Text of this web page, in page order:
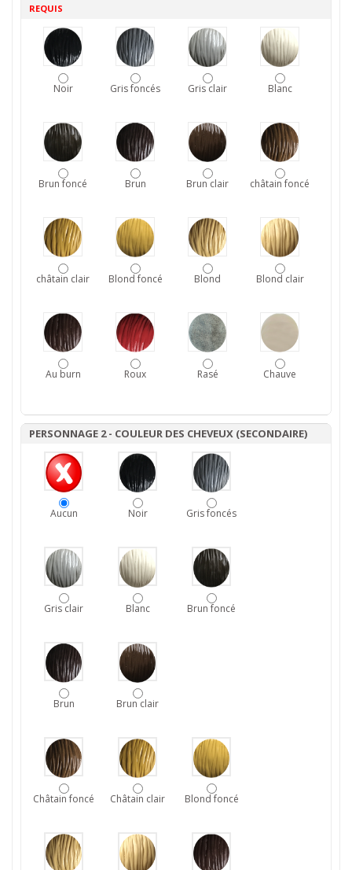
REQUIS
Noir Gris foncés Gris clair Blanc
Brun foncé Brun Brun clair châtain foncé
châtain clair Blond foncé Blond Blond clair
Au burn Roux Rasé Chauve
PERSONNAGE 2 - COULEUR DES CHEVEUX (SECONDAIRE)
Aucun Noir Gris foncés
Gris clair Blanc Brun foncé
Brun Brun clair
Châtain foncé Châtain clair Blond foncé